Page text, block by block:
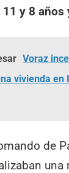
y 8 años
Voraz
vivienda en
de
una